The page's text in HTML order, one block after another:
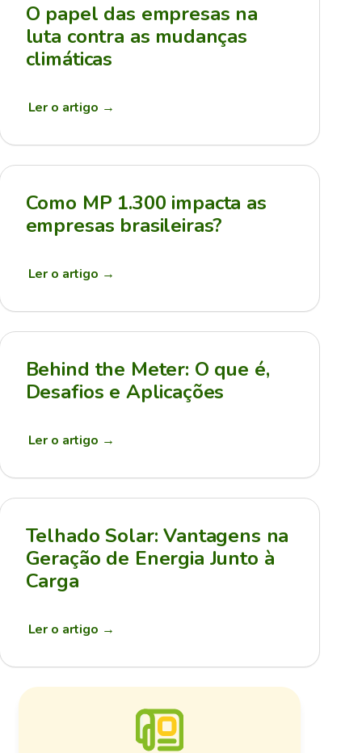
O papel das empresas na
luta contra as mudanças
climáticas
Ler o artigo →
Como MP 1.300 impacta as
empresas brasileiras?
Ler o artigo →
Behind the Meter: O que é,
Desafios e Aplicações
Ler o artigo →
Telhado Solar: Vantagens na
Geração de Energia Junto à
Carga
Ler o artigo →